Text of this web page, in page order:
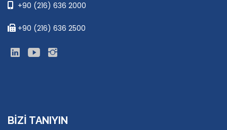
+90 (216) 636 2000
+90 (216) 636 2500
BIZI TANIYIN